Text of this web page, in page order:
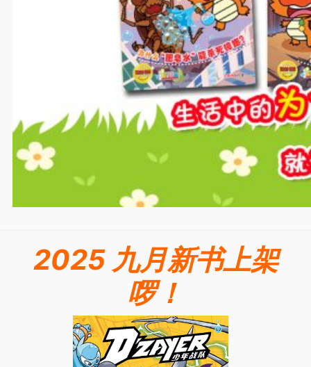
2025 九月新书上架
啰！